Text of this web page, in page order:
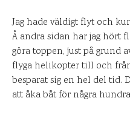
Jag hade väldigt flyt och
Å andra sidan har jag hört
göra toppen, just på grund
flyga helikopter till och
besparat sig en hel del tid.
att åka båt för några